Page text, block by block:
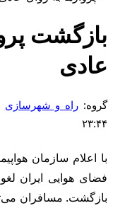
راه و شهرسازی
اعلام سازمان
هوایی ایران
مسافران